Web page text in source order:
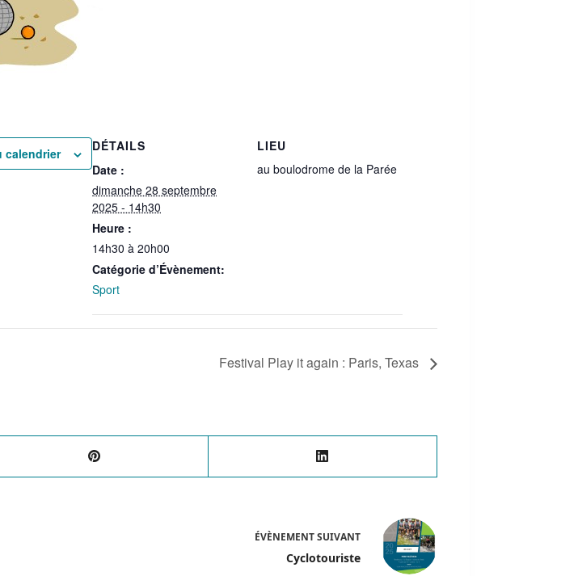
calendrier
DÉTAILS
Date :
dimanche 28 septembre
2025 - 14h30
Heure :
14h30 à 20h00
Catégorie d’Évènement:
Sport
LIEU
au boulodrome de la Parée
Festival Play it again : Paris, Texas
ÉVÈNEMENTSUIVANT
Cyclotouriste